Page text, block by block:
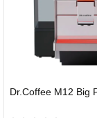
GÖNDERİ